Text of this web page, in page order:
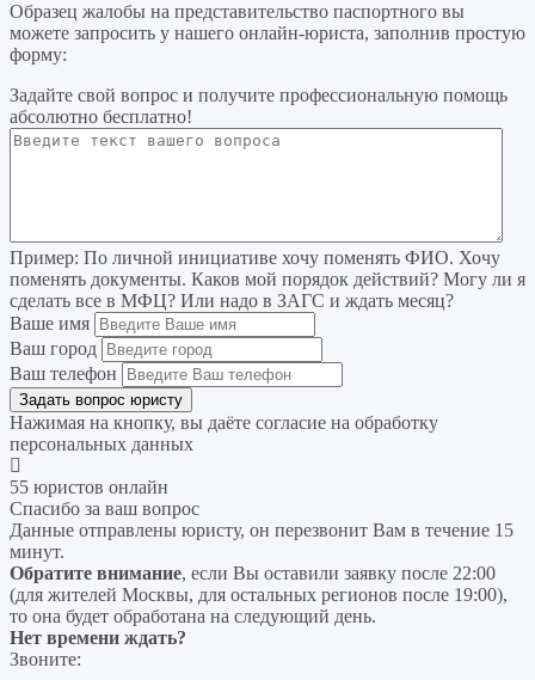
Образец жалобы на представительство паспортного вы
можете запросить у нашего онлайн-юриста, заполнив простую
форму:
Задайте свой вопрос и получите профессиональную помощь
абсолютно бесплатно!
Пример: По личной инициативе хочу поменять ФИО. Хочу
поменять документы. Каков мой порядок действий? Могу ли я
сделать все в МФЦ? Или надо в ЗАГС и ждать месяц?
Ваше имя
Ваш город
Ваш телефон
Нажимая на кнопку, вы даёте согласие на обработку
персональных данных
55 юристов онлайн
Спасибо за ваш вопрос
Данные отправлены юристу, он перезвонит Вам в течение 15
минут.
Обратите внимание, если Вы оставили заявку после 22:00
(для жителей Москвы, для остальных регионов после 19:00),
то она будет обработана на следующий день.
Нет времени ждать?
Звоните: